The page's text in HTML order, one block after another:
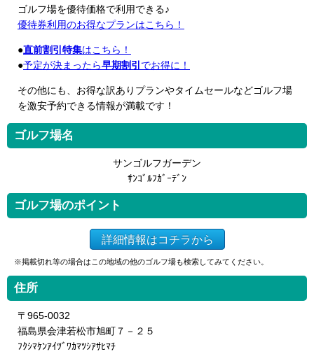
ゴルフ場を優待価格で利用できる♪
優待券利用のお得なプランはこちら！
●直前割引特集はこちら！
●予定が決まったら早期割引 でお得に！
その他にも、お得な訳ありプランやタイムセールなどゴルフ場
を激安予約できる情報が満載です！
ゴルフ場名
サンゴルフガーデン
ｻﾝｺﾞﾙﾌｶﾞｰﾃﾞﾝ
ゴルフ場のポイント
詳細情報はコチラから
※掲載切れ等の場合はこの地域の他のゴルフ場も検索してみてください。
住所
〒965-0032
福島県会津若松市旭町７－２５
ﾌｸｼﾏｹﾝｱｲﾂﾞﾜｶﾏﾂｼｱｻﾋﾏﾁ